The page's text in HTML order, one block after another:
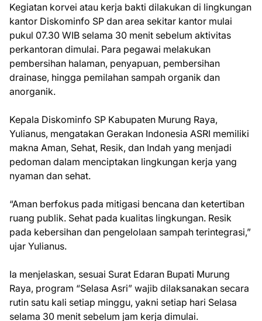
Kegiatan korvei atau kerja bakti dilakukan di lingkungan
kantor Diskominfo SP dan area sekitar kantor mulai
pukul 07.30 WIB selama 30 menit sebelum aktivitas
perkantoran dimulai. Para pegawai melakukan
pembersihan halaman, penyapuan, pembersihan
drainase, hingga pemilahan sampah organik dan
anorganik.
Kepala Diskominfo SP Kabupaten Murung Raya,
Yulianus, mengatakan Gerakan Indonesia ASRI memiliki
makna Aman, Sehat, Resik, dan Indah yang menjadi
pedoman dalam menciptakan lingkungan kerja yang
nyaman dan sehat.
“Aman berfokus pada mitigasi bencana dan ketertiban
ruang publik. Sehat pada kualitas lingkungan. Resik
pada kebersihan dan pengelolaan sampah terintegrasi,”
ujar Yulianus.
Ia menjelaskan, sesuai Surat Edaran Bupati Murung
Raya, program “Selasa Asri” wajib dilaksanakan secara
rutin satu kali setiap minggu, yakni setiap hari Selasa
selama 30 menit sebelum jam kerja dimulai.